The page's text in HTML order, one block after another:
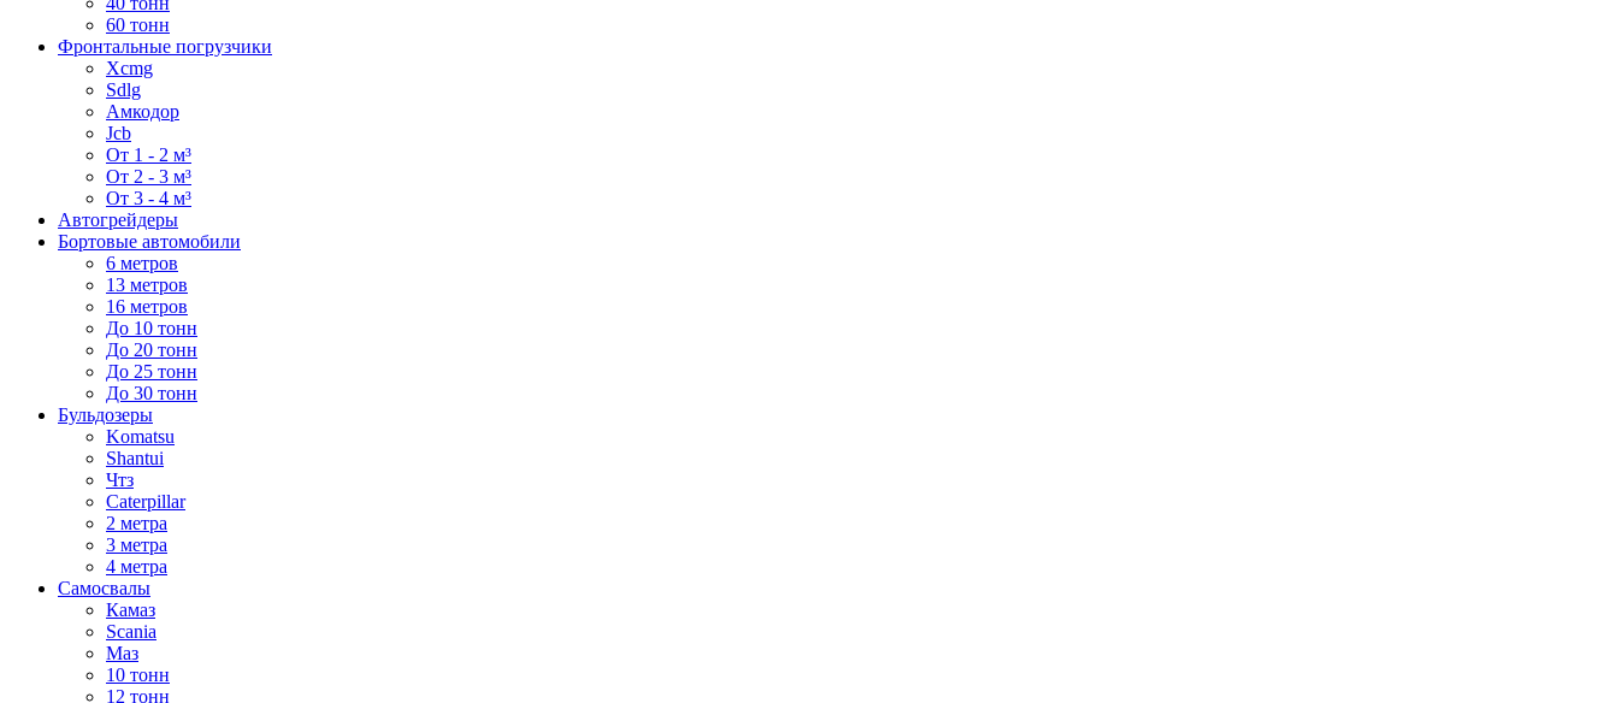
60 тонн
Фронтальные погрузчики
Xcmg
Sdlg
Амкодор
Jcb
От 1 - 2 м³
От 2 - 3 м³
От 3 - 4 м³
Автогрейдеры
Бортовые автомобили
6 метров
13 метров
16 метров
До 10 тонн
До 20 тонн
До 25 тонн
До 30 тонн
Бульдозеры
Komatsu
Shantui
Чтз
Caterpillar
2 метра
3 метра
4 метра
Самосвалы
Камаз
Scania
Маз
10 тонн
12 тонн